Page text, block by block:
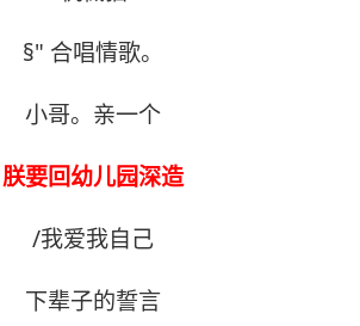
§" 合唱情歌。
小哥。亲一个
朕要回幼儿园深造
/我爱我自己
下辈子的誓言